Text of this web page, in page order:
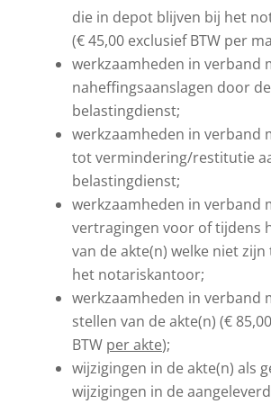
die in depot blijven bij het
(€ 45,00 exclusief BTW per
werkzaamheden in verband
naheffingsaanslagen door de
belastingdienst;
werkzaamheden in verband
tot vermindering/restitutie
belastingdienst;
werkzaamheden in verband
vertragingen voor of tijdens
van de akte(n) welke niet
het notariskantoor;
werkzaamheden in verband
stellen van de akte(n) (€
BTW per akte);
wijzigingen in de akte(n) als
wijzigingen in de